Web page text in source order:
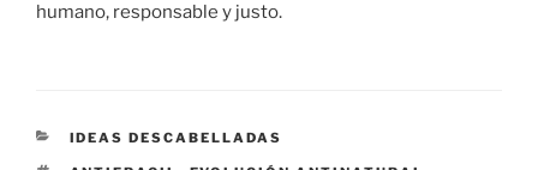
humano, responsable y justo.
CATEGORÍAS
IDEAS DESCABELLADAS